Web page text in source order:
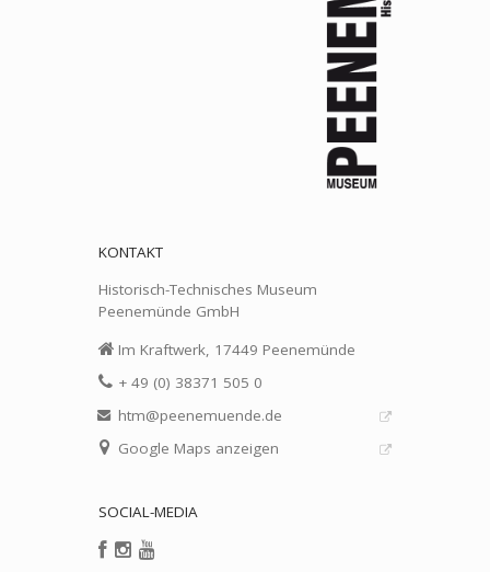
KONTAKT
Historisch-Technisches Museum
Peenemünde GmbH
Im Kraftwerk, 17449 Peenemünde
+ 49 (0) 38371 505 0
htm@peenemuende.de
Google Maps anzeigen
SOCIAL-MEDIA